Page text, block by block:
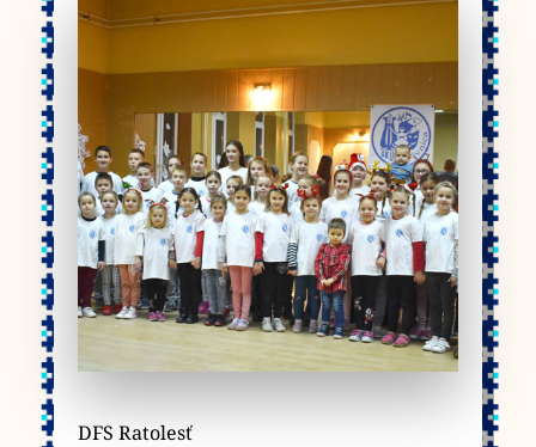
DFS Ratolesť